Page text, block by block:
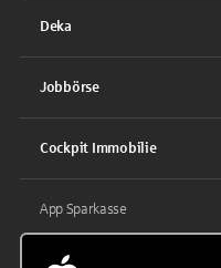
Deka
Jobbörse
Cockpit Immobilie
App Sparkasse